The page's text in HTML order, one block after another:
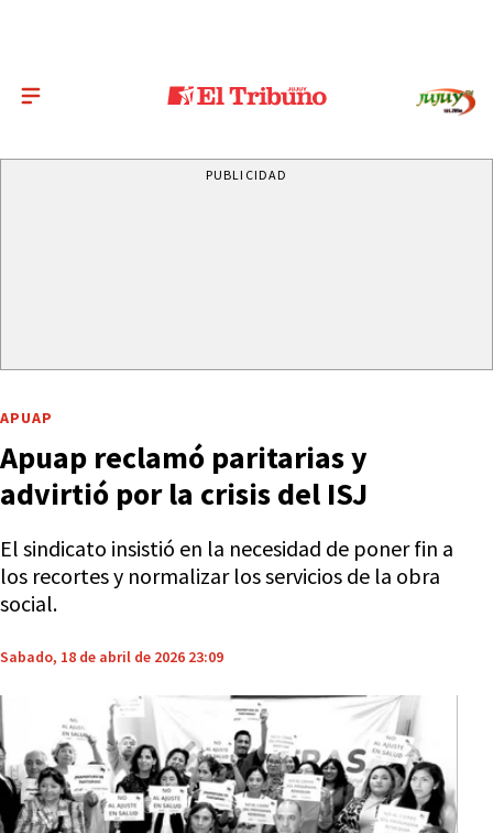
PUBLICIDAD
APUAP
Apuap reclamó paritarias y
advirtió por la crisis del ISJ
El sindicato insistió en la necesidad de poner fin a
los recortes y normalizar los servicios de la obra
social.
Sabado, 18 de abril de 2026 23:09